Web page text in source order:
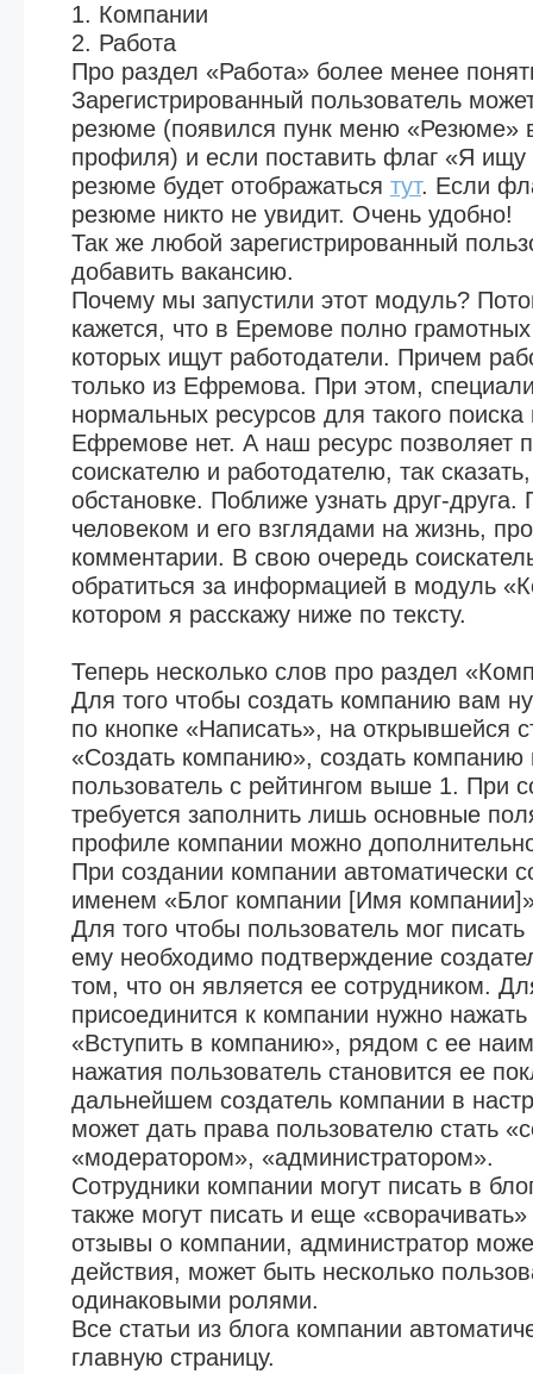
1. Компании
2. Работа
Про раздел «Работа» более менее
Зарегистрированный пользователь
резюме (появился пунк меню «Резюме»
профиля) и если поставить флаг «Я ищу
резюме будет отображаться тут. Если
резюме никто не увидит. Очень удобно!
Так же любой зарегистрированный
добавить вакансию.
Почему мы запустили этот модуль?
кажется, что в Еремове полно
которых ищут работодатели. Причем
только из Ефремова. При этом,
нормальных ресурсов для такого
Ефремове нет. А наш ресурс позволяет
соискателю и работодателю, так
обстановке. Поближе узнать друг-друга.
человеком и его взглядами на жизнь,
комментарии. В свою очередь
обратиться за информацией в модуль
котором я расскажу ниже по тексту.
Теперь несколько слов про раздел
Для того чтобы создать компанию вам
по кнопке «Написать», на открывшейся
«Создать компанию», создать компанию
пользователь с рейтингом выше 1. При
требуется заполнить лишь основные
профиле компании можно
При создании компании автоматически
именем «Блог компании [Имя
Для того чтобы пользователь мог
ему необходимо подтверждение
том, что он является ее сотрудником.
присоединится к компании нужно нажать
«Вступить в компанию», рядом с ее
нажатия пользователь становится ее
дальнейшем создатель компании в
может дать права пользователю стать
«модератором», «администратором».
Сотрудники компании могут писать в
также могут писать и еще
отзывы о компании, администратор
действия, может быть несколько
одинаковыми ролями.
Все статьи из блога компании
главную страницу.